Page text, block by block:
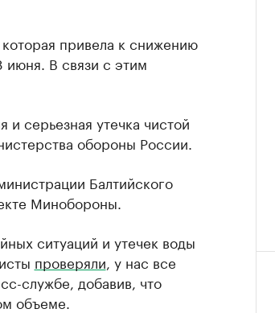
привела к снижению
июня. В связи с этим
и серьезная утечка чистой
обороны России.
Балтийского
Минобороны.
ситуаций и утечек воды
проверяли , у нас все
службе, добавив, что
объеме.